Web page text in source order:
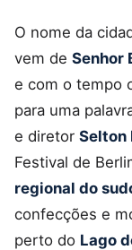
O nome da
vem de Senhor
e com o tempo
para uma
e diretor Selton
Festival de
regional do
confecções e
perto do Lago